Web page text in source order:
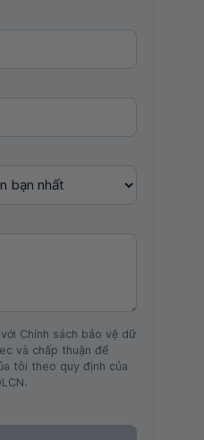
Chính sách bảo vệ dữ
và chấp thuận để
tôi theo quy định của